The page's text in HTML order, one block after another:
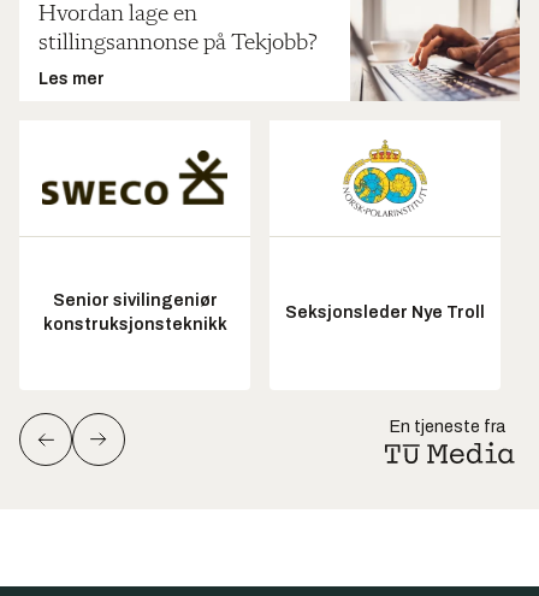
Hvordan lage en
stillingsannonse på Tekjobb?
Les mer
Senior sivilingeniør
konstruksjonsteknikk
Seksjonsleder Nye Troll
En tjeneste fra